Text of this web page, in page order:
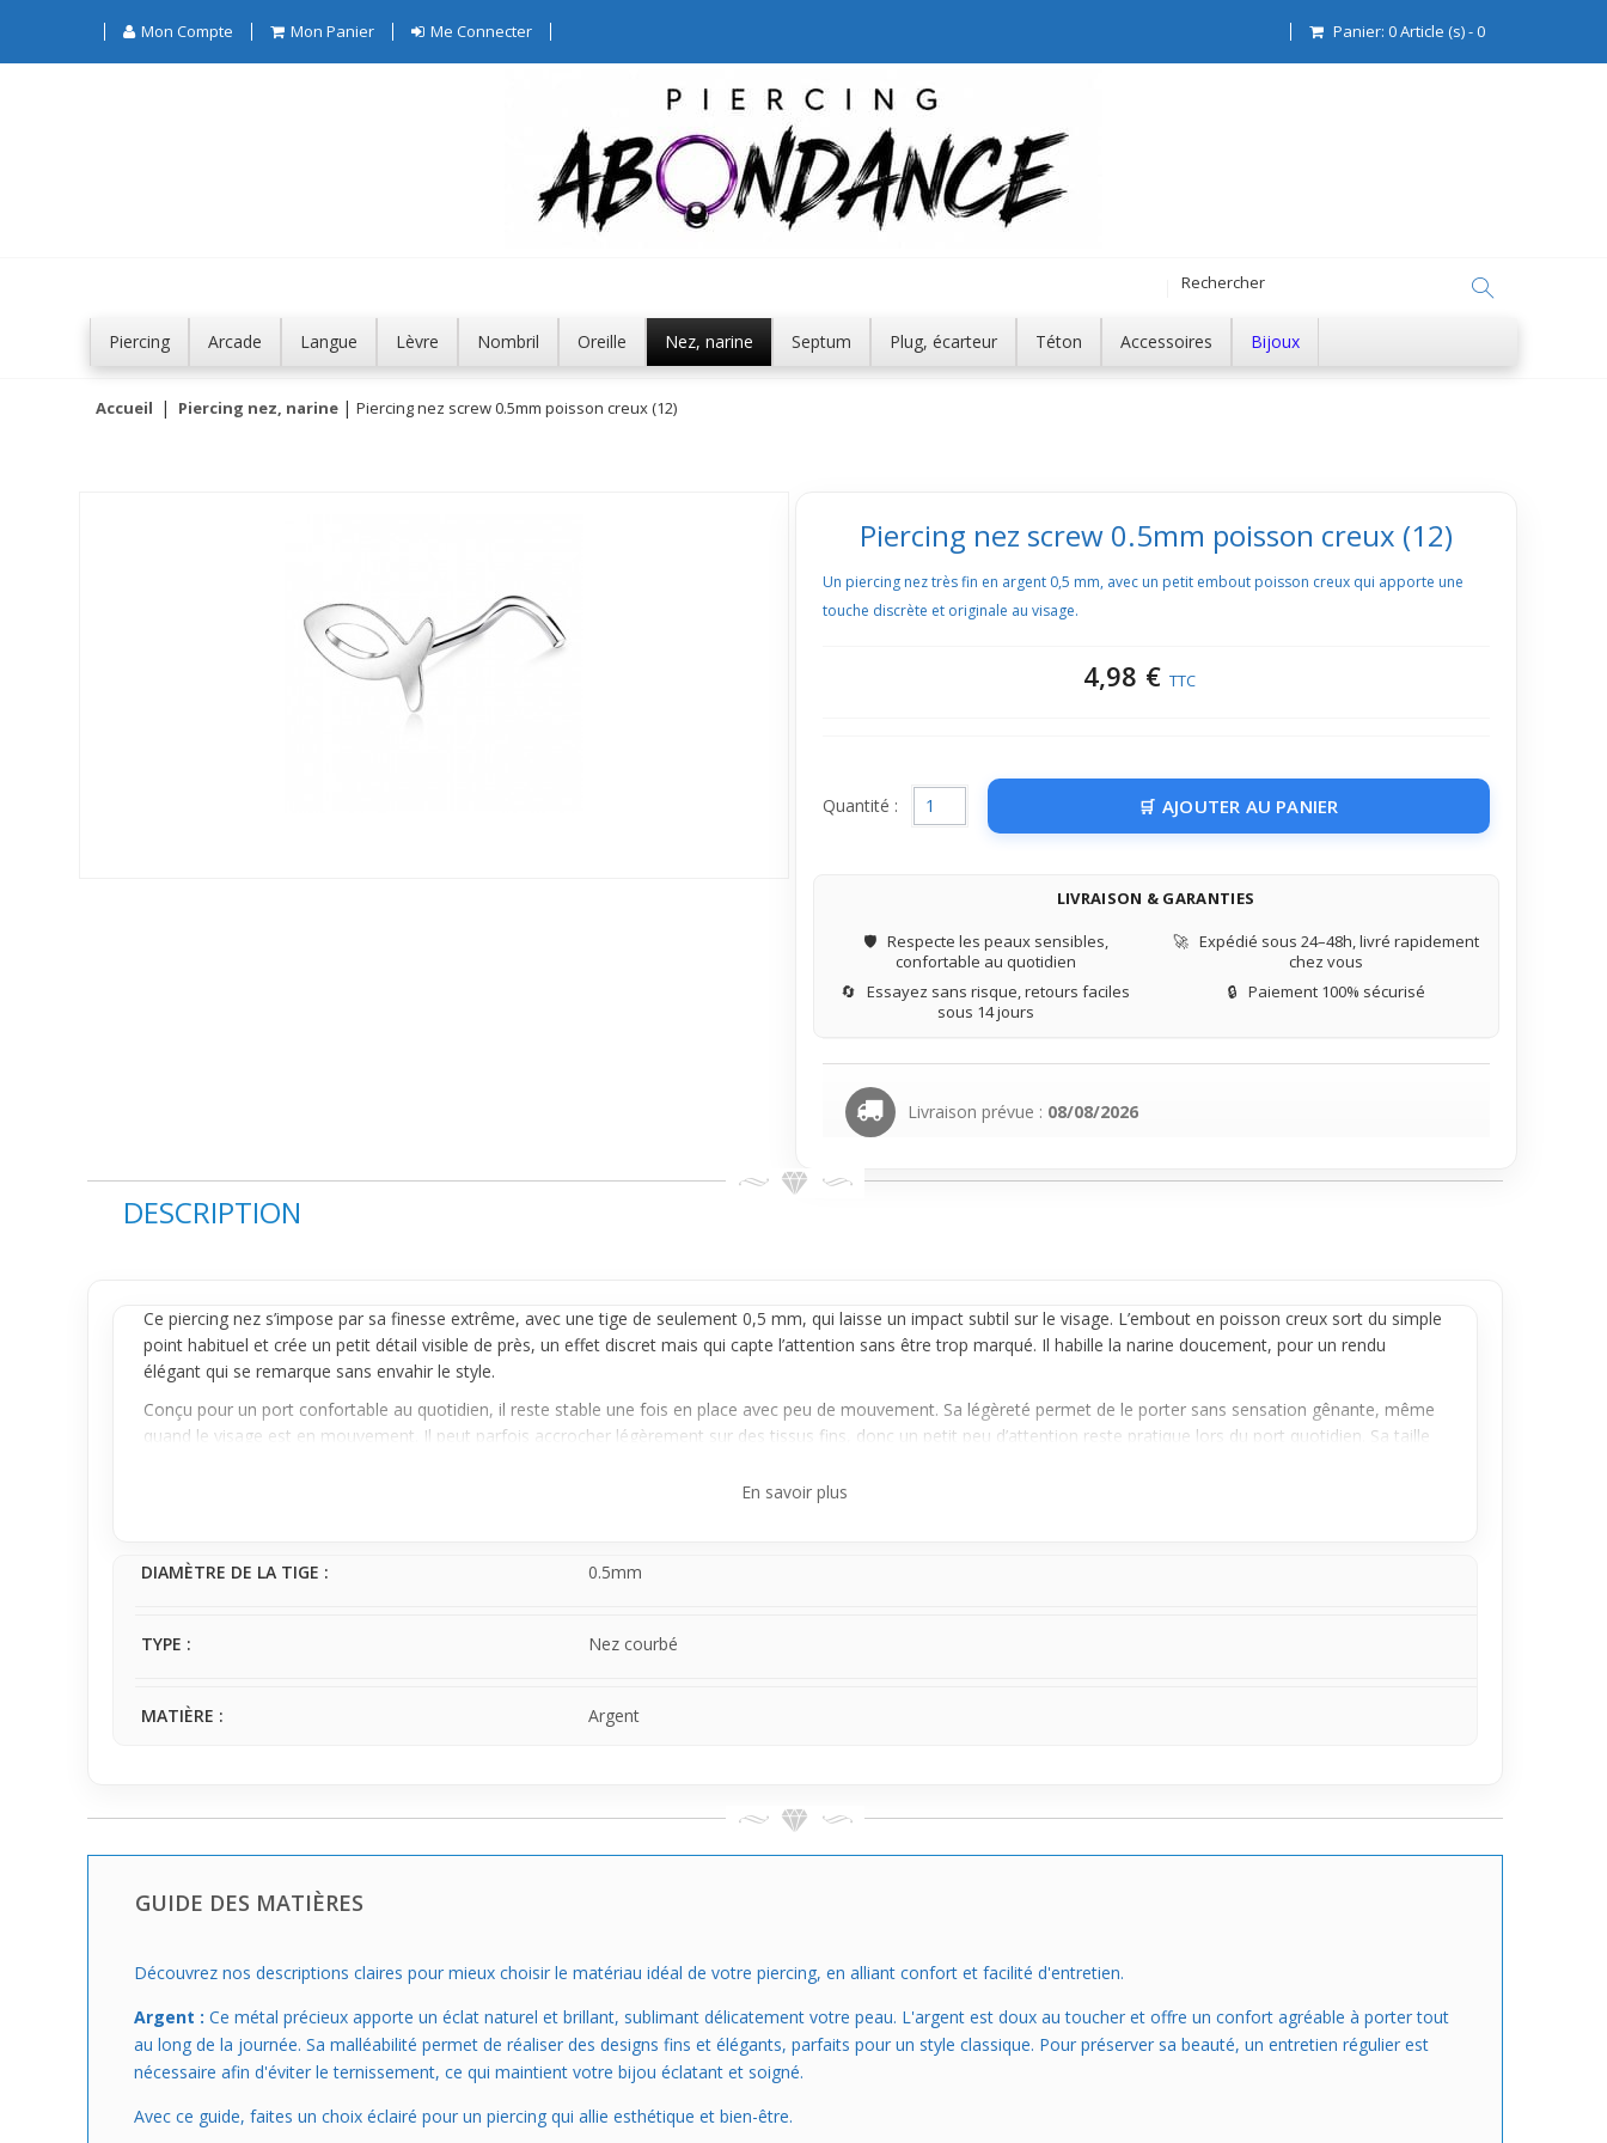
Mon Compte Mon Panier Me Connecter Panier: 0Article (s)-0
Piercing Arcade Langue Lèvre Nombril Oreille Nez, narine Septum Plug, écarteur Téton Accessoires Bijoux
Accueil Piercing nez, narine Piercing nez screw 0.5mm poisson creux (12)
Piercing nez screw 0.5mm poisson creux (12)
Un piercing nez très fin en argent 0,5 mm, avec un petit embout poisson creux qui apporte une
touche discrète et originale au visage.
4,98 € TTC
Quantité : AJOUTER AU PANIER
LIVRAISON & GARANTIES
🛡️ Respecte les peaux sensibles,
confortable au quotidien
🚀 Expédié sous 24–48h, livré rapidement
chez vous
🔄 Essayez sans risque, retours faciles
sous 14 jours
🔒 Paiement 100% sécurisé
Livraison prévue : 08/08/2026
DESCRIPTION
Ce piercing nezs’impose par sa finesse extrême, avec une tige de seulement 0,5 mm, qui laisse un impact subtil sur le visage. L’embout en poisson creux sort du simple
point habituel et crée un petit détail visible de près, un effet discret mais qui capte l’attention sans être trop marqué. Il habille la narine doucement, pour un rendu
élégant qui se remarque sans envahir le style.
Conçu pour un port confortable au quotidien, il reste stable une fois en place avec peu de mouvement. Sa légèreté permet de le porter sans sensation gênante, même
quand le visage est en mouvement. Il peut parfois accrocher légèrement sur des tissus fins, donc un petit peu d’attention reste pratique lors du port quotidien. Sa taille
Si tu recherches un premier bijou de nez facile à porter qui reste visible juste ce qu’il faut, ce modèle en argent est une bonne option. Il agit comme une petite touche
En savoir plus
DIAMÈTRE DE LA TIGE : 0.5mm
TYPE : Nez courbé
MATIÈRE : Argent
GUIDE DES MATIÈRES
Découvrez nos descriptions claires pour mieux choisir le matériau idéal de votre piercing, en alliant confort et facilité d'entretien.
Argent : Ce métal précieux apporte un éclat naturel et brillant, sublimant délicatement votre peau. L'argent est doux au toucher et offre un confort agréable à porter tout
au long de la journée. Sa malléabilité permet de réaliser des designs fins et élégants, parfaits pour un style classique. Pour préserver sa beauté, un entretien régulier est
nécessaire afin d'éviter le ternissement, ce qui maintient votre bijou éclatant et soigné.
Avec ce guide, faites un choix éclairé pour un piercing qui allie esthétique et bien-être.